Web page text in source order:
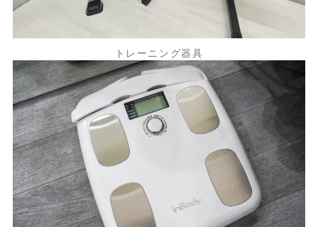
トレーニング器具